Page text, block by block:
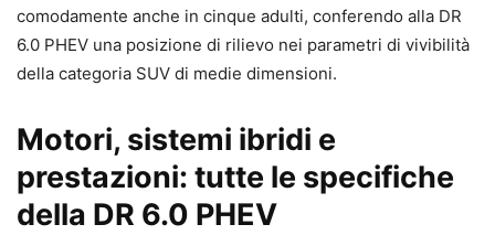
comodamente anche in cinque adulti, conferendo alla DR
6.0 PHEV una posizione di rilievo nei parametri di vivibilità
della categoria SUV di medie dimensioni.
Motori, sistemi ibridi e
prestazioni: tutte le specifiche
della DR 6.0 PHEV